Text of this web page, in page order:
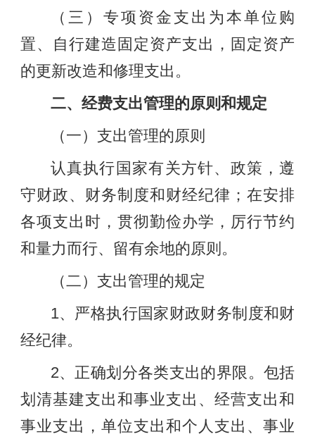
（三）专项资金支出为本单位购
置、自行建造固定资产支出，固定资产
的更新改造和修理支出。
二、经费支出管理的原则和规定
（一）支出管理的原则
认真执行国家有关方针、政策，遵
守财政、财务制度和财经纪律；在安排
各项支出时，贯彻勤俭办学，厉行节约
和量力而行、留有余地的原则。
（二）支出管理的规定
1、严格执行国家财政财务制度和财
经纪律。
2、正确划分各类支出的界限。包括
划清基建支出和事业支出、经营支出和
事业支出，单位支出和个人支出、事业